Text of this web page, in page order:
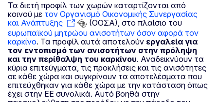
Τα διετή προφίλ των χωρών καταρτίζονται από
κοινού με τον Οργανισμό Οικονομικής Συνεργασίας
και Ανάπτυξης
(ΟΟΣΑ), στο πλαίσιο του
ευρωπαϊκού μητρώου ανισοτήτων όσον αφορά τον
καρκίνο. Τα προφίλ αυτά αποτελούν εργαλεία για
τον εντοπισμό των ανισοτήτων στην πρόληψη
και την περίθαλψη του καρκίνου. Αναδεικνύουν τα
κύρια επιτεύγματα, τις προκλήσεις και τις ανισότητες
σε κάθε χώρα και συγκρίνουν τα αποτελέσματα που
επιτεύχθηκαν για κάθε χώρα με την κατάσταση όπως
έχει στην ΕΕ συνολικά. Αυτό βοηθά στην